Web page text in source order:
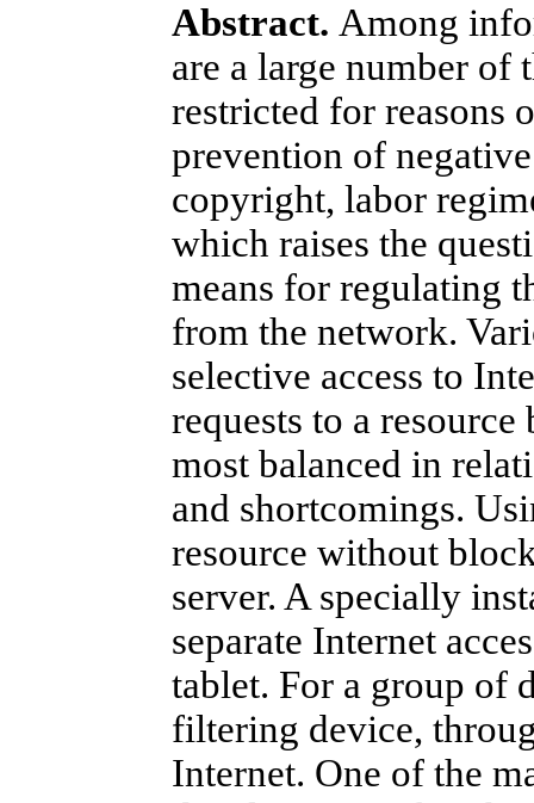
Abstract. Among
are a large number of
restricted for reasons
prevention of
copyright, labor
which raises the
means for regulating
from the network.
selective access to
requests to a
most balanced in
and shortcomings.
resource without
server. A specially
separate Internet
tablet. For a group of
filtering device,
Internet. One of the